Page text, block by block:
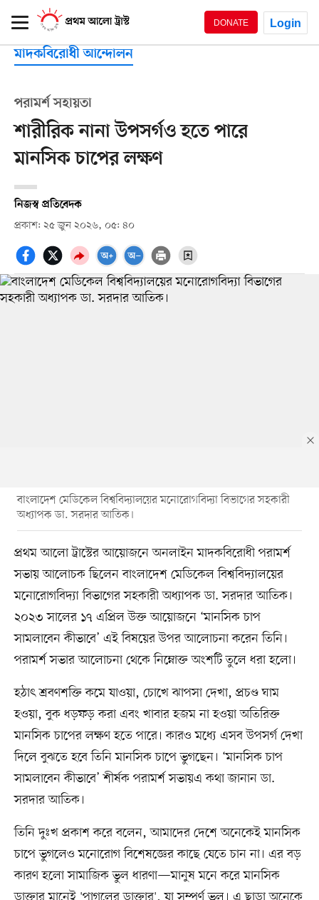
DONATE Login
মাদকবিরোধী আন্দোলন
পরামর্শ সহায়তা
শারীরিক নানা উপসর্গও হতে পারে
মানসিক চাপের লক্ষণ
নিজস্ব প্রতিবেদক
প্রকাশ: ২৫ জুন ২০২৬, ০৫: ৪০
বাংলাদেশ মেডিকেল বিশ্ববিদ্যালয়ের মনোরোগবিদ্যা বিভাগের সহকারী
অধ্যাপক ডা. সরদার আতিক।
প্রথম আলো ট্রাস্টের আয়োজনে অনলাইন মাদকবিরোধী পরামর্শ
সভায় আলোচক ছিলেন বাংলাদেশ মেডিকেল বিশ্ববিদ্যালয়ের
মনোরোগবিদ্যা বিভাগের সহকারী অধ্যাপক ডা. সরদার আতিক।
২০২৩ সালের ১৭ এপ্রিল উক্ত আয়োজনে ‘মানসিক চাপ
সামলাবেন কীভাবে’ এই বিষয়ের উপর আলোচনা করেন তিনি।
পরামর্শ সভার আলোচনা থেকে নিম্নোক্ত অংশটি তুলে ধরা হলো।
হঠাৎ শ্রবণশক্তি কমে যাওয়া, চোখে ঝাপসা দেখা, প্রচণ্ড ঘাম
হওয়া, বুক ধড়ফড় করা এবং খাবার হজম না হওয়া অতিরিক্ত
মানসিক চাপের লক্ষণ হতে পারে। কারও মধ্যে এসব উপসর্গ দেখা
দিলে বুঝতে হবে তিনি মানসিক চাপে ভুগছেন। ‘মানসিক চাপ
সামলাবেন কীভাবে’ শীর্ষক পরামর্শ সভায়এ কথা জানান ডা.
সরদার আতিক।
তিনি দুঃখ প্রকাশ করে বলেন, আমাদের দেশে অনেকেই মানসিক
চাপে ভুগলেও মনোরোগ বিশেষজ্ঞের কাছে যেতে চান না। এর বড়
কারণ হলো সামাজিক ভুল ধারণা—মানুষ মনে করে মানসিক